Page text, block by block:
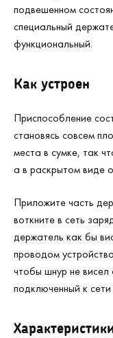
подвешенном
специальный
функциональный.
Как устроен
Приспособление
становясь совсем
места в сумке, так
а в раскрытом виде
Приложите часть
воткните в сеть
держатель как бы
проводом
чтобы шнур не
подключенный к